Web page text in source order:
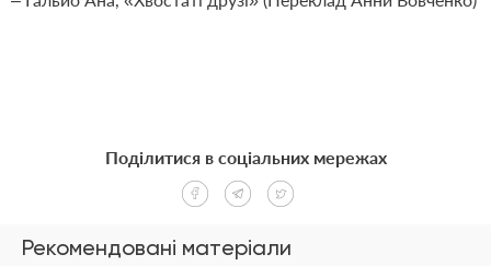
Рекомендовані матеріали
Поділитися в соціальних мережах